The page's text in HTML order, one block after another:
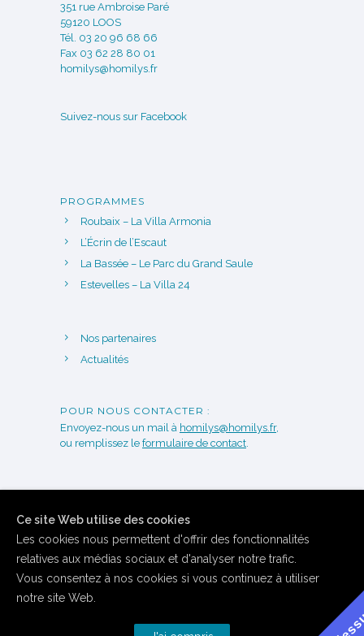
351 rue Ambroise Paré
59120 LOOS
Tél. 03 20 96 68 66
Fax 03 62 28 80 01
homilys@homilys.fr
Suivez-nous sur Facebook
PROGRAMMES
Roubaix – La Villa Armonia
L’Écrin de l’Escaut
La Bassée – Le Parc du Grand Saule
Estevelles – La Villa 24
Nos partenaires
Actualités
POUR NOUS CONTACTER :
Envoyez-nous un mail à homilys@homilys.fr,
ou remplissez le formulaire de contact.
Ce site Web utilise des cookies
Les cookies nous permettent d'offrir des fonctionnalités
relatives aux médias sociaux et d'analyser notre trafic.
Vous consentez à nos cookies si vous continuez à utiliser
notre site Web.